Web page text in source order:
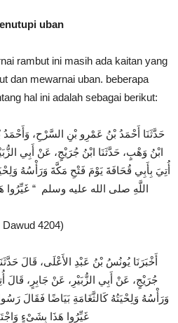
uban
rambut ini masih ada kaitan yang
dan mewarnai uban. beberapa
hal ini adalah sebagai berikut:
حَدَّثَنَا أَحْمَدُ بْنُ عَمْرِو بْنِ السَّرْحِ، وَأَحْمَدُ
ابْنُ وَهْبٍ، حَدَّثَنَا ابْنُ جُرَيْجٍ، عَنْ أَبِي
أُتِيَ بِأَبِي قُحَافَةَ يَوْمَ فَتْحِ مَكَّةَ وَرَأْسُهُ
اللَّهِ صلى الله عليه وسلم ‏
“‏ غَيِّرُوا
Dawud 4204)
أَخْبَرَنَا يُونُسُ بْنُ عَبْدِ الأَعْلَى، قَالَ
جُرَيْجٍ، عَنْ أَبِي الزُّبَيْرِ، عَنْ جَابِرٍ، قَالَ
وَرَأْسُهُ وَلِحْيَتُهُ كَالثَّغَامَةِ بَيَاضًا فَقَالَ
غَيِّرُوا هَذَا بِشَىْءٍ